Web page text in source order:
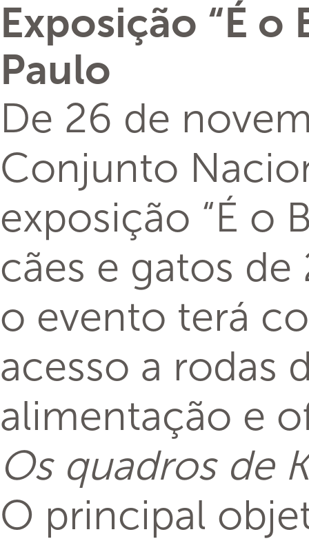
Exposição “É
Paulo
De 26 de
Conjunto
exposição “É o
cães e gatos
o evento terá
acesso a rodas
alimentação e
Os quadros de
O principal